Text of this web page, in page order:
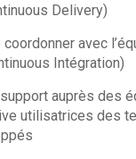
Delivery)
avec
Intégration)
auprès des
utilisatrices des